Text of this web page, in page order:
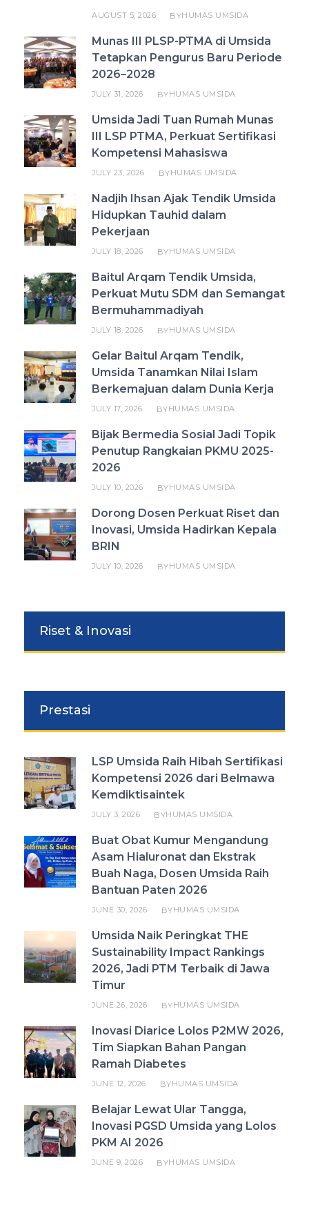
AUGUST 5, 2026 BYHUMAS UMSIDA
Munas III PLSP-PTMA di Umsida
Tetapkan Pengurus Baru Periode
2026–2028
JULY 31, 2026 BYHUMAS UMSIDA
Umsida Jadi Tuan Rumah Munas
III LSP PTMA, Perkuat Sertifikasi
Kompetensi Mahasiswa
JULY 23, 2026 BYHUMAS UMSIDA
Nadjih Ihsan Ajak Tendik Umsida
Hidupkan Tauhid dalam
Pekerjaan
JULY 18, 2026 BYHUMAS UMSIDA
Baitul Arqam Tendik Umsida,
Perkuat Mutu SDM dan Semangat
Bermuhammadiyah
JULY 18, 2026 BYHUMAS UMSIDA
Gelar Baitul Arqam Tendik,
Umsida Tanamkan Nilai Islam
Berkemajuan dalam Dunia Kerja
JULY 17, 2026 BYHUMAS UMSIDA
Bijak Bermedia Sosial Jadi Topik
Penutup Rangkaian PKMU 2025-
2026
JULY 10, 2026 BYHUMAS UMSIDA
Dorong Dosen Perkuat Riset dan
Inovasi, Umsida Hadirkan Kepala
BRIN
JULY 10, 2026 BYHUMAS UMSIDA
Riset & Inovasi
Prestasi
LSP Umsida Raih Hibah Sertifikasi
Kompetensi 2026 dari Belmawa
Kemdiktisaintek
JULY 3, 2026 BYHUMAS UMSIDA
Buat Obat Kumur Mengandung
Asam Hialuronat dan Ekstrak
Buah Naga, Dosen Umsida Raih
Bantuan Paten 2026
JUNE 30, 2026 BYHUMAS UMSIDA
Umsida Naik Peringkat THE
Sustainability Impact Rankings
2026, Jadi PTM Terbaik di Jawa
Timur
JUNE 26, 2026 BYHUMAS UMSIDA
Inovasi Diarice Lolos P2MW 2026,
Tim Siapkan Bahan Pangan
Ramah Diabetes
JUNE 12, 2026 BYHUMAS UMSIDA
Belajar Lewat Ular Tangga,
Inovasi PGSD Umsida yang Lolos
PKM AI 2026
JUNE 9, 2026 BYHUMAS UMSIDA